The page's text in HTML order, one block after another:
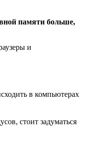
памяти больше,
и
в компьютерах
стоит задуматься